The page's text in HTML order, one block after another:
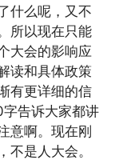
什么呢，又不
所以现在只能
大会的影响应
读和具体政策
有更详细的信
告诉大家都讲
意啊。现在刚
不是人大会。